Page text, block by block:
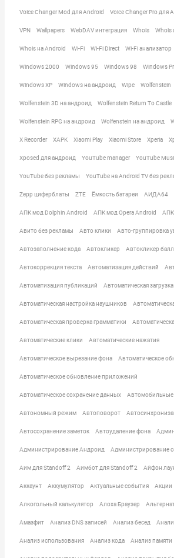
Voice Changer Mod для Android Voice Changer Pro для
VPN Wallpapers WebDAV интеграция Whois Whois
Whois на Android Wi-Fi Wi-Fi Direct Wi-Fi анализатор
Windows 2000 Windows 95 Windows 98 Windows
Windows XP Windows на андроид Wipe Wolfenstein
Wolfenstein 3D на андроид Wolfenstein Return To Castle
Wolfenstein RPG на андроид Wolfenstein на андроид
X Recorder XAPK Xiaomi Play Xiaomi Store Xperia
Xposed для андроид YouTube manager YouTube
YouTube без рекламы YouTube на Android TV без
Zepp циферблаты ZTE Ёмкость батареи АИДА64
АПК мод Dolphin Android АПК мод Opera Android
Авито без рекламы Авто клики Авто-группировка
Автозаполнение кода Автокликер Автокликер
Автокоррекция текста Автоматизация действий
Автоматизация публикаций Автоматическая загрузка
Автоматическая настройка наушников
Автоматическая проверка грамматики
Автоматические клики Автоматические нажатия
Автоматическое вырезание фона Автоматическое
Автоматическое обновление приложений
Автоматическое сохранение данных
Автономный режим Автоповорот
Автосохранение заметок Автоудаление фона
Администрирование Андроид Администрирование
Аим для Standoff 2 Аимбот для Standoff 2 Айфон
Аккаунт Аккумулятор Актуальные события Акции
Алкогольный калькулятор Алоха Браузер
Амазфит Анализ DNS записей Анализ бесед
Анализ использования Анализ кода Анализ памяти